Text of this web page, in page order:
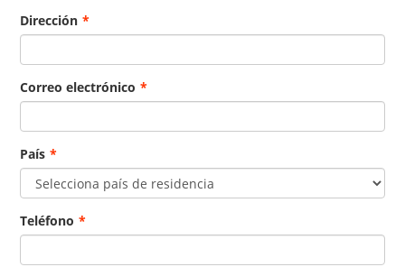
Dirección *
Correo electrónico *
País *
Teléfono *